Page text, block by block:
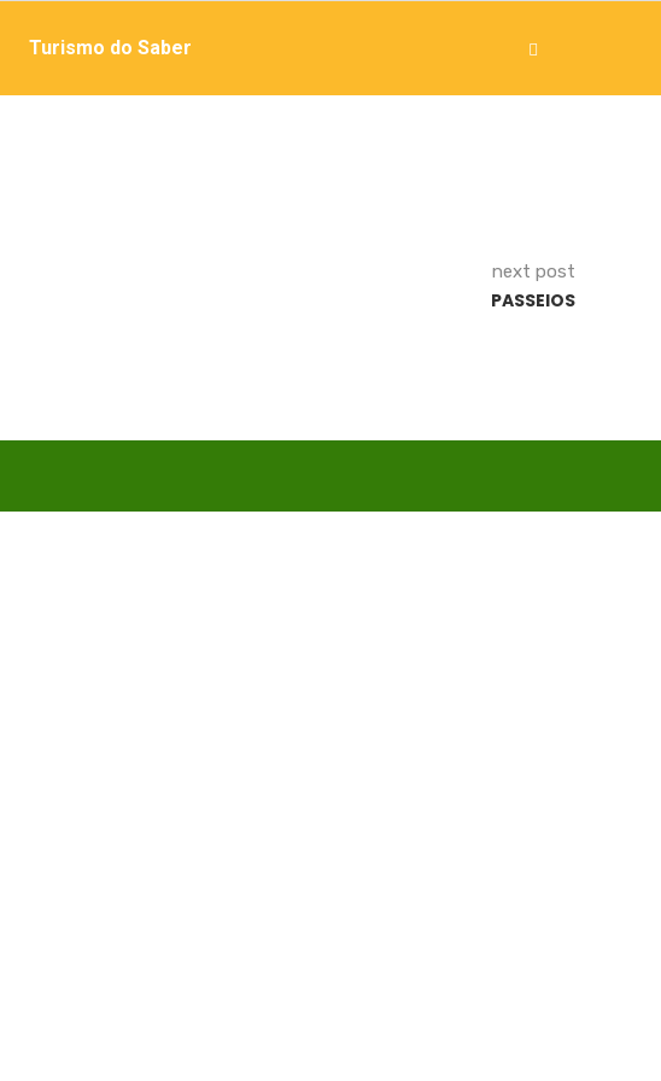
Turismo do Saber
next post
PASSEIOS